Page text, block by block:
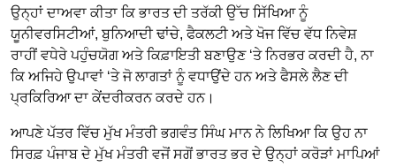
ਉਨ੍ਹਾਂ ਦਾਅਵਾ ਕੀਤਾ ਕਿ ਭਾਰਤ ਦੀ ਤਰੱਕੀ ਉੱਚ ਸਿੱਖਿਆ ਨੂੰ
ਯੂਨੀਵਰਸਿਟੀਆਂ, ਬੁਨਿਆਦੀ ਢਾਂਚੇ, ਫੈਕਲਟੀ ਅਤੇ ਖੋਜ ਵਿੱਚ ਵੱਧ ਨਿਵੇਸ਼
ਰਾਹੀਂ ਵਧੇਰੇ ਪਹੁੰਚਯੋਗ ਅਤੇ ਕਿਫ਼ਾਇਤੀ ਬਣਾਉਣ ‘ਤੇ ਨਿਰਭਰ ਕਰਦੀ ਹੈ, ਨਾ
ਕਿ ਅਜਿਹੇ ਉਪਾਵਾਂ ‘ਤੇ ਜੋ ਲਾਗਤਾਂ ਨੂੰ ਵਧਾਉਂਦੇ ਹਨ ਅਤੇ ਫੈਸਲੇ ਲੈਣ ਦੀ
ਪ੍ਰਕਿਰਿਆ ਦਾ ਕੇਂਦਰੀਕਰਨ ਕਰਦੇ ਹਨ।
ਆਪਣੇ ਪੱਤਰ ਵਿੱਚ ਮੁੱਖ ਮੰਤਰੀ ਭਗਵੰਤ ਸਿੰਘ ਮਾਨ ਨੇ ਲਿਖਿਆ ਕਿ ਉਹ ਨਾ
ਸਿਰਫ਼ ਪੰਜਾਬ ਦੇ ਮੁੱਖ ਮੰਤਰੀ ਵਜੋਂ ਸਗੋਂ ਭਾਰਤ ਭਰ ਦੇ ਉਨ੍ਹਾਂ ਕਰੋੜਾਂ ਮਾਪਿਆਂ